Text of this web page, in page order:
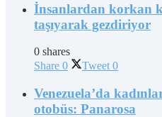
İnsanlardan korkan
taşıyarak gezdiriyor
0 shares
Share 0 Tweet 0
Venezuela’da
otobüs: Panarosa